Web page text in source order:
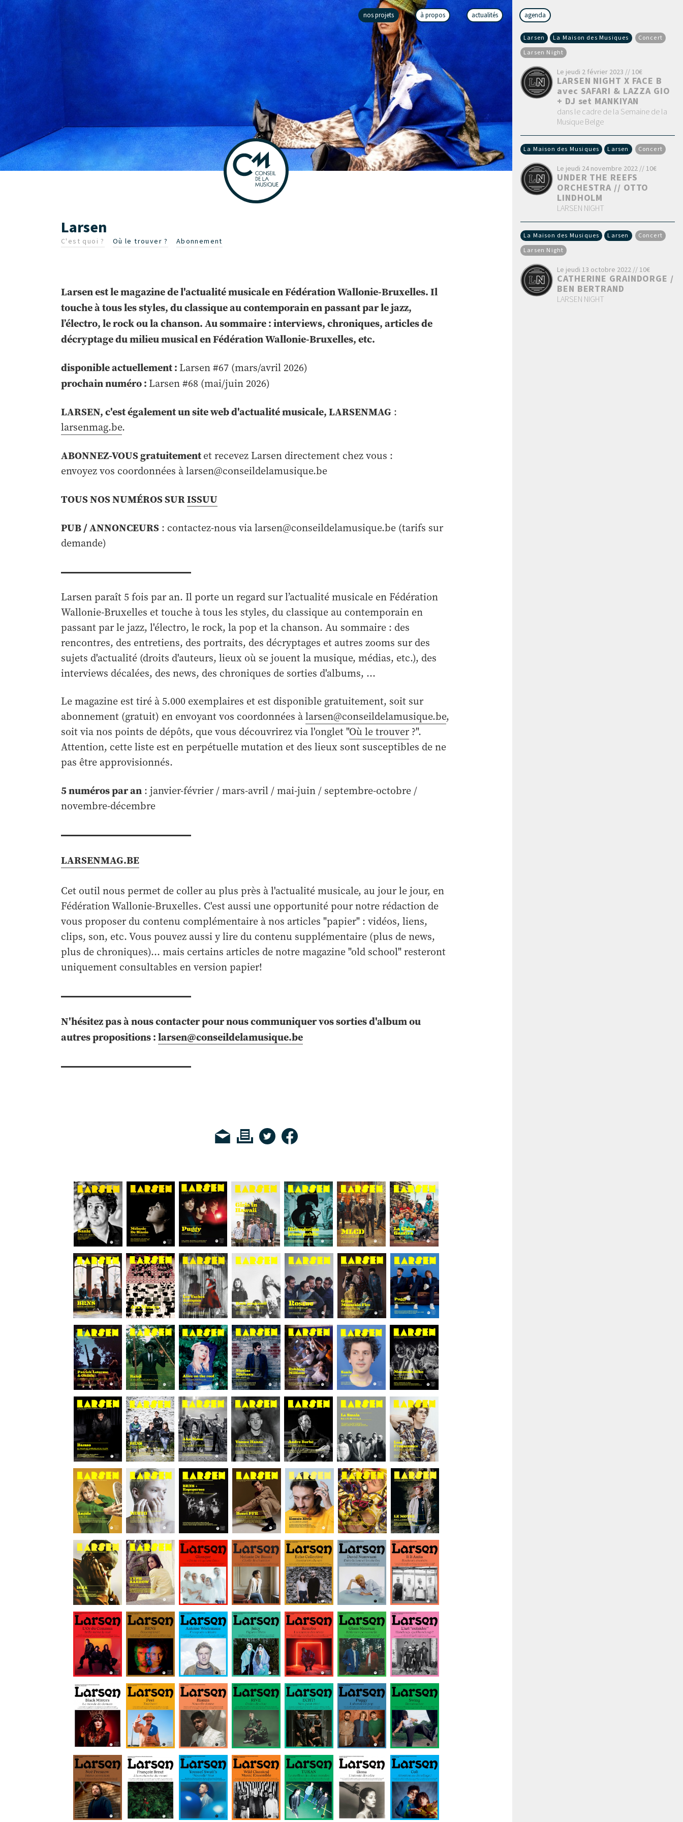
nos projets à propos actualités agenda
Larsen
C'est quoi ? Où le trouver ? Abonnement
Larsen est le magazine de l'actualité musicale en Fédération Wallonie-Bruxelles. Il
touche à tous les styles, du classique au contemporain en passant par le jazz,
l’électro, le rock ou la chanson. Au sommaire : interviews, chroniques, articles de
décryptage du milieu musical en Fédération Wallonie-Bruxelles, etc.
disponible actuellement : Larsen #67 (mars/avril 2026)
prochain numéro : Larsen #68 (mai/juin 2026)
LARSEN, c'est également un site web d'actualité musicale, LARSENMAG :
larsenmag.be.
ABONNEZ-VOUS gratuitementet recevez Larsen directement chez vous :
envoyez vos coordonnées à larsen@conseildelamusique.be
TOUS NOS NUMÉROS SURISSUU
PUB / ANNONCEURS : contactez-nous via larsen@conseildelamusique.be (tarifs sur
demande)
Larsen paraît 5 fois par an. Il porte un regard sur l’actualité musicale en Fédération
Wallonie-Bruxelles et touche à tous les styles, du classique au contemporain en
passant par le jazz, l'électro, le rock, la pop et la chanson. Au sommaire : des
rencontres, des entretiens, des portraits, des décryptages et autres zooms sur des
sujets d'actualité (droits d'auteurs, lieux où se jouent la musique, médias, etc.), des
interviews décalées, des news, des chroniques de sorties d'albums, ...
Le magazine est tiré à 5.000 exemplaires et est disponible gratuitement, soit sur
abonnement (gratuit) en envoyant vos coordonnées àlarsen@conseildelamusique.be,
soit via nos points de dépôts, que vous découvrirez via l'onglet "Où le trouver?".
Attention, cette liste est en perpétuelle mutation et des lieux sont susceptibles de ne
pas être approvisionnés.
5 numéros par an : janvier-février / mars-avril / mai-juin / septembre-octobre /
novembre-décembre
LARSENMAG.BE
Cet outil nous permet de coller au plus près à l'actualité musicale, au jour le jour, en
Fédération Wallonie-Bruxelles. C'est aussi une opportunité pour notre rédaction de
vous proposer du contenu complémentaire à nos articles "papier" : vidéos, liens,
clips, son, etc. Vous pouvez aussi y lire du contenu supplémentaire (plus de news,
plus de chroniques)... mais certains articles de notre magazine "old school" resteront
uniquement consultables en version papier!
N'hésitez pas à nous contacter pour nous communiquer vos sorties d'album ou
autres propositions :larsen@conseildelamusique.be
Larsen La Maison des Musiques
Concert
Larsen Night
Le jeudi 2 février 2023 // 10€
LARSEN NIGHT X FACE B
avec SAFARI & LAZZA GIO
+ DJ set MANKIYAN
dans le cadre de la Semaine de la
Musique Belge
La Maison des Musiques Larsen Concert
Le jeudi 24 novembre 2022 // 10€
UNDER THE REEFS
ORCHESTRA // OTTO
LINDHOLM
LARSEN NIGHT
La Maison des Musiques Larsen
Concert
Larsen Night
Le jeudi 13 octobre 2022 // 10€
CATHERINE GRAINDORGE /
BEN BERTRAND
LARSEN NIGHT